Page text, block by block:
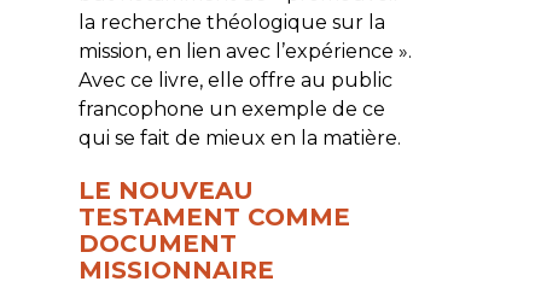
la recherche théologique sur la
mission, en lien avec l’expérience ».
Avec ce livre, elle offre au public
francophone un exemple de ce
qui se fait de mieux en la matière.
LE NOUVEAU
TESTAMENT COMME
DOCUMENT
MISSIONNAIRE